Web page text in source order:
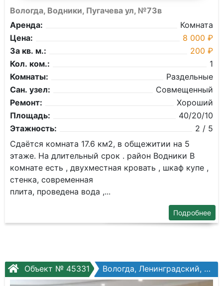
Вологда, Водники, Пугачева ул, №73в
Аренда:
Комната
Цена:
8 000 ₽
За кв. м.:
200 ₽
Кол. ком.:
1
Комнаты:
Раздельные
Сан. узел:
Совмещенный
Ремонт:
Хороший
Площадь:
40/20/10
Этажность:
2 / 5
Сдаётся комната 17.6 км2, в общежитии на 5
этаже. На длительный срок . район Водники В
комнате есть , двухместная кровать , шкаф купе ,
стенка, современная
плита, проведена вода ,...
Подробнее
Объект № 45331 Вологда, Ленинградский, Ленинградская ул, №74